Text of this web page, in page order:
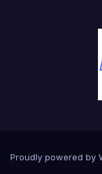
Proudly powered by